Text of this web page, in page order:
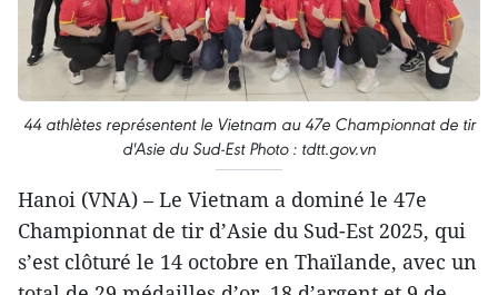
44 athlètes représentent le Vietnam au 47e Championnat de tir
d'Asie du Sud-Est Photo : tdtt.gov.vn
Hanoi (VNA) – Le Vietnam a dominé le 47e
Championnat de tir d’Asie du Sud-Est 2025, qui
s’est clôturé le 14 octobre en Thaïlande, avec un